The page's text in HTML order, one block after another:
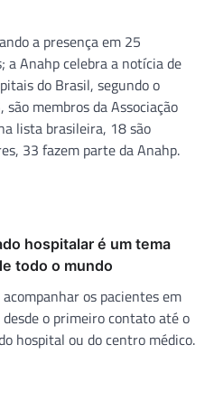
a presença em 25
a Anahp celebra a notícia de
do Brasil, segundo o
membros da Associação
lista brasileira, 18 são
33 fazem parte da Anahp.
hospitalar é um tema
todo o mundo
os pacientes em
o primeiro contato até o
hospital ou do centro médico.